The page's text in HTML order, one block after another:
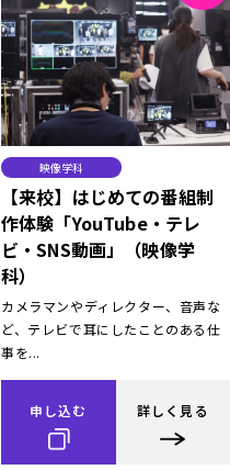
映像学科
【来校】はじめての番組制
作体験「YouTube・テレ
ビ・SNS動画」（映像学
科）
カメラマンやディレクター、音声な
ど、テレビで耳にしたことのある仕
事を...
申し込む 詳しく見る